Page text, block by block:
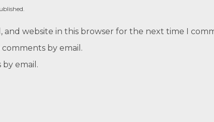
and website in this browser for the next time I
by email.
email.